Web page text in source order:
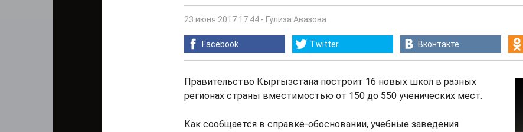
23 июня 2017 17:44 - Гулиза Авазова
Facebook Twitter Вконтакте
Правительство Кыргызстана построит 16 новых школ в разных
регионах страны вместимостью от 150 до 550 ученических мест.
Как сообщается в справке-обосновании, учебные заведения